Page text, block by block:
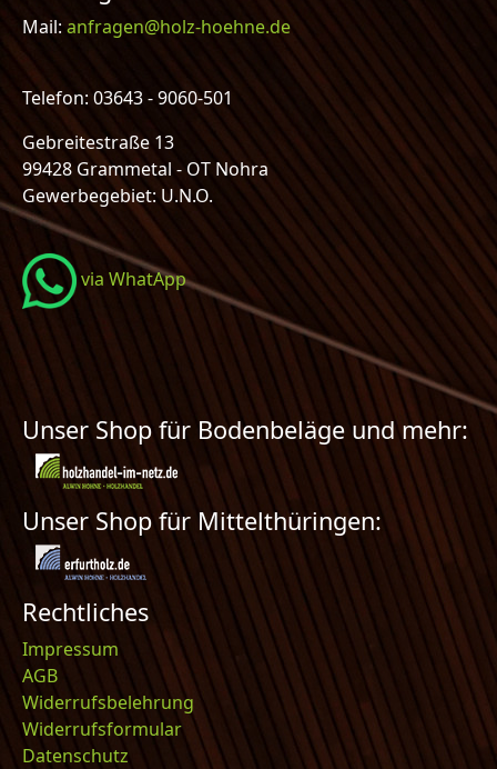
Mail:anfragen@holz-hoehne.de
Telefon: 03643 - 9060-501
Gebreitestraße 13
99428 Grammetal - OT Nohra
Gewerbegebiet: U.N.O.
via WhatApp
Unser Shop für Bodenbeläge und mehr:
Unser Shop für Mittelthüringen:
Rechtliches
Impressum
AGB
Widerrufsbelehrung
Widerrufsformular
Datenschutz